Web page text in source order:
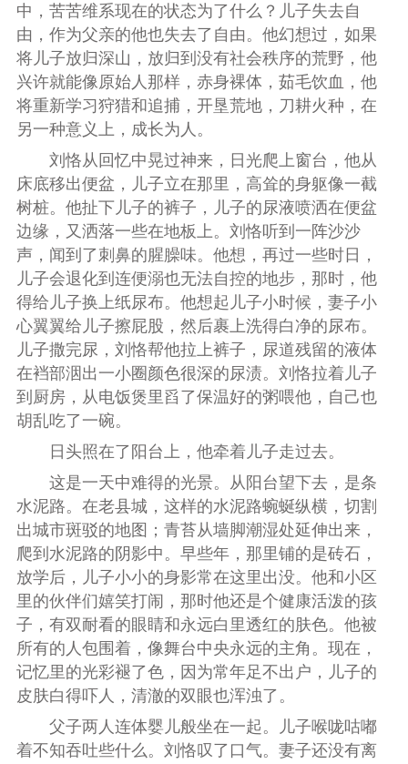
中，苦苦维系现在的状态为了什么？儿子失去自
由，作为父亲的他也失去了自由。他幻想过，如果
将儿子放归深山，放归到没有社会秩序的荒野，他
兴许就能像原始人那样，赤身裸体，茹毛饮血，他
将重新学习狩猎和追捕，开垦荒地，刀耕火种，在
另一种意义上，成长为人。
刘恪从回忆中晃过神来，日光爬上窗台，他从
床底移出便盆，儿子立在那里，高耸的身躯像一截
树桩。他扯下儿子的裤子，儿子的尿液喷洒在便盆
边缘，又洒落一些在地板上。刘恪听到一阵沙沙
声，闻到了刺鼻的腥臊味。他想，再过一些时日，
儿子会退化到连便溺也无法自控的地步，那时，他
得给儿子换上纸尿布。他想起儿子小时候，妻子小
心翼翼给儿子擦屁股，然后裹上洗得白净的尿布。
儿子撒完尿，刘恪帮他拉上裤子，尿道残留的液体
在裆部洇出一小圈颜色很深的尿渍。刘恪拉着儿子
到厨房，从电饭煲里舀了保温好的粥喂他，自己也
胡乱吃了一碗。
日头照在了阳台上，他牵着儿子走过去。
这是一天中难得的光景。从阳台望下去，是条
水泥路。在老县城，这样的水泥路蜿蜒纵横，切割
出城市斑驳的地图；青苔从墙脚潮湿处延伸出来，
爬到水泥路的阴影中。早些年，那里铺的是砖石，
放学后，儿子小小的身影常在这里出没。他和小区
里的伙伴们嬉笑打闹，那时他还是个健康活泼的孩
子，有双耐看的眼睛和永远白里透红的肤色。他被
所有的人包围着，像舞台中央永远的主角。现在，
记忆里的光彩褪了色，因为常年足不出户，儿子的
皮肤白得吓人，清澈的双眼也浑浊了。
父子两人连体婴儿般坐在一起。儿子喉咙咕嘟
着不知吞吐些什么。刘恪叹了口气。妻子还没有离